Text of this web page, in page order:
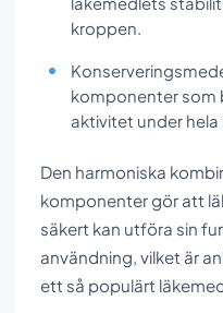
kroppen.
komponenter som
aktivitet under hela
Den harmoniska
komponenter gör att
säkert kan utföra sin
användning, vilket är
ett så populärt